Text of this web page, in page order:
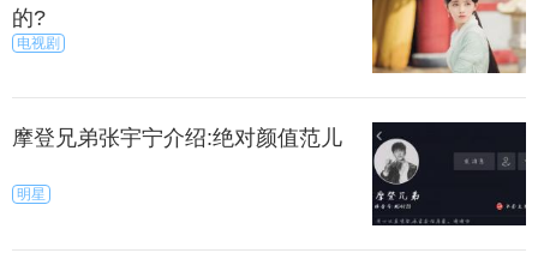
的?
电视剧
摩登兄弟张宇宁介绍:绝对颜值范儿
明星